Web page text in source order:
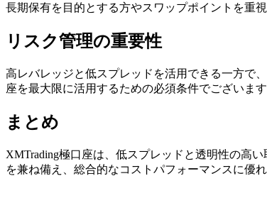
長期保有を目的とする方やスワップポイントを重
リスク管理の重要性
高レバレッジと低スプレッドを活用できる一方で
座を最大限に活用するための必須条件でございま
まとめ
XMTrading極口座は、低スプレッドと透明性の高
を兼ね備え、総合的なコストパフォーマンスに優